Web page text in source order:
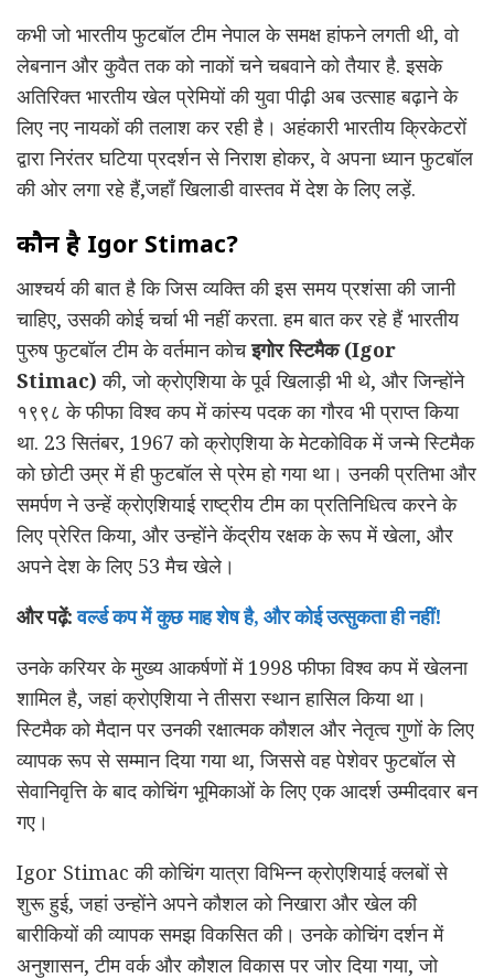
कभी जो भारतीय फुटबॉल टीम नेपाल के समक्ष हांफने लगती थी, वो
लेबनान और कुवैत तक को नाकों चने चबवाने को तैयार है. इसके
अतिरिक्त भारतीय खेल प्रेमियों की युवा पीढ़ी अब उत्साह बढ़ाने के
लिए नए नायकों की तलाश कर रही है। अहंकारी भारतीय क्रिकेटरों
द्वारा निरंतर घटिया प्रदर्शन से निराश होकर, वे अपना ध्यान फुटबॉल
की ओर लगा रहे हैं,जहाँ खिलाडी वास्तव में देश के लिए लड़ें.
कौन है Igor Stimac?
आश्चर्य की बात है कि जिस व्यक्ति की इस समय प्रशंसा की जानी
चाहिए, उसकी कोई चर्चा भी नहीं करता. हम बात कर रहे हैं भारतीय
पुरुष फुटबॉल टीम के वर्तमान कोचइगोर स्टिमैक (Igor
Stimac) की, जो क्रोएशिया के पूर्व खिलाड़ी भी थे, और जिन्होंने
१९९८ के फीफा विश्व कप में कांस्य पदक का गौरव भी प्राप्त किया
था. 23 सितंबर, 1967 को क्रोएशिया के मेटकोविक में जन्मे स्टिमैक
को छोटी उम्र में ही फुटबॉल से प्रेम हो गया था। उनकी प्रतिभा और
समर्पण ने उन्हें क्रोएशियाई राष्ट्रीय टीम का प्रतिनिधित्व करने के
लिए प्रेरित किया, और उन्होंने केंद्रीय रक्षक के रूप में खेला, और
अपने देश के लिए 53 मैच खेले।
और पढ़ें:वर्ल्ड कप में कुछ माह शेष है, और कोई उत्सुकता ही नहीं!
उनके करियर के मुख्य आकर्षणों में 1998 फीफा विश्व कप में खेलना
शामिल है, जहां क्रोएशिया ने तीसरा स्थान हासिल किया था।
स्टिमैक को मैदान पर उनकी रक्षात्मक कौशल और नेतृत्व गुणों के लिए
व्यापक रूप से सम्मान दिया गया था, जिससे वह पेशेवर फुटबॉल से
सेवानिवृत्ति के बाद कोचिंग भूमिकाओं के लिए एक आदर्श उम्मीदवार बन
गए।
Igor Stimac की कोचिंग यात्रा विभिन्न क्रोएशियाई क्लबों से
शुरू हुई, जहां उन्होंने अपने कौशल को निखारा और खेल की
बारीकियों की व्यापक समझ विकसित की। उनके कोचिंग दर्शन में
अनुशासन, टीम वर्क और कौशल विकास पर जोर दिया गया, जो